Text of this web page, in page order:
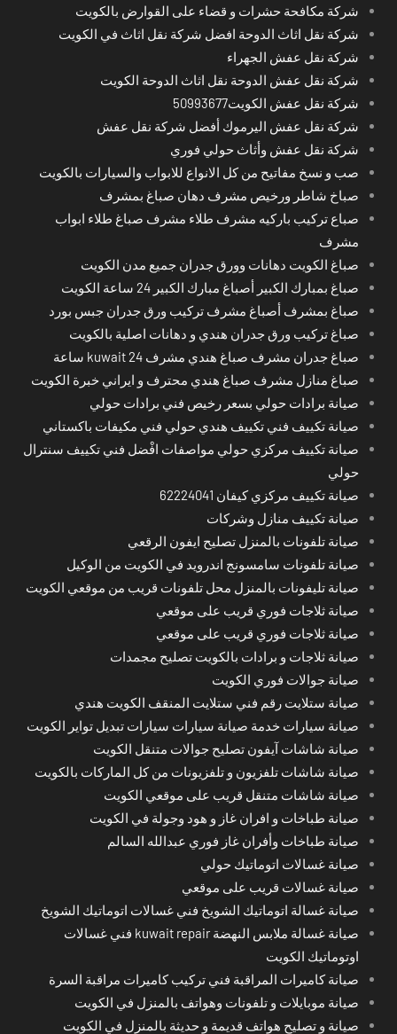
شركة مكافحة حشرات و قضاء على القوارض بالكويت
شركة نقل اثاث الدوحة افضل شركة نقل اثاث في الكويت
شركة نقل عفش الجهراء
شركة نقل عفش الدوحة نقل اثاث الدوحة الكويت
شركة نقل عفش الكويت50993677
شركة نقل عفش اليرموك أفضل شركة نقل عفش
شركة نقل عفش وأثاث حولي فوري
صب و نسخ مفاتيح من كل الانواع للابواب والسيارات بالكويت
صباخ شاطر ورخيص مشرف دهان صباغ بمشرف
صباع تركيب باركيه مشرف طلاء مشرف صباغ طلاء ابواب
مشرف
صباغ الكويت دهانات وورق جدران جميع مدن الكويت
صباغ بمبارك الكبير أصباغ مبارك الكبير 24 ساعة الكويت
صباغ بمشرف أصباغ مشرف تركيب ورق جدران جبس بورد
صباغ تركيب ورق جدران هندي و دهانات اصلية بالكويت
صباغ جدران مشرف صباغ هندي مشرف kuwait 24 ساعة
صباغ منازل مشرف صباغ هندي محترف و ايراني خبرة الكويت
صيانة برادات حولي بسعر رخيص فني برادات حولي
صيانة تكييف فني تكييف هندي حولي فني مكيفات باكستاني
صيانة تكييف مركزي حولي مواصفات افْضل فني تكييف سنترال
حولي
صيانة تكييف مركزي كيفان 62224041
صيانة تكييف منازل وشركات
صيانة تلفونات بالمنزل تصليح ايفون الرقعي
صيانة تلفونات سامسونج اندرويد في الكويت من الوكيل
صيانة تليفونات بالمنزل محل تلفونات قريب من موقعي الكويت
صيانة ثلاجات فوري قريب على موقعي
صيانة ثلاجات فوري قريب على موقعي
صيانة ثلاجات و برادات بالكويت تصليح مجمدات
صيانة جوالات فوري الكويت
صيانة ستلايت رقم فني ستلايت المنقف الكويت هندي
صيانة سيارات خدمة صيانة سيارات سيارات تبديل تواير الكويت
صيانة شاشات آيفون تصليح جوالات متنقل الكويت
صيانة شاشات تلفزيون و تلفزيونات من كل الماركات بالكويت
صيانة شاشات متنقل قريب على موقعي الكويت
صيانة طباخات و افران غاز و هود وجولة في الكويت
صيانة طباخات وأفران غاز فوري عبدالله السالم
صيانة غسالات اتوماتيك حولي
صيانة غسالات قريب على موقعي
صيانة غسالة اتوماتيك الشويخ فني غسالات اتوماتيك الشويخ
صيانة غسالة ملابس النهضة kuwait repair فني غسالات
اوتوماتيك الكويت
صيانة كاميرات المراقبة فني تركيب كاميرات مراقبة السرة
صيانة موبايلات و تلفونات وهواتف بالمنزل في الكويت
صيانة و تصليح هواتف قديمة و حديثة بالمنزل في الكويت